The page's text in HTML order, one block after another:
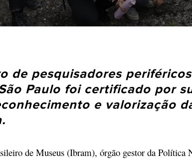
de pesquisadores
Paulo foi certificado por
e valorização
de Museus (Ibram), órgão gestor da Política